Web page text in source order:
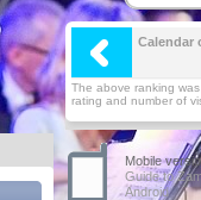
Calendar
The above ranking
rating and number of
Mobile
Guide to
Android